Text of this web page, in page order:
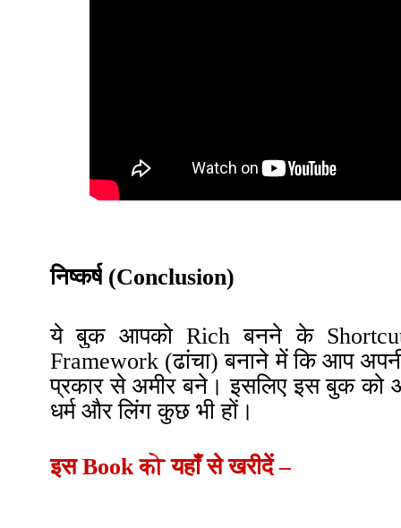
निष्कर्ष (Conclusion)
ये बुक आपको Rich बनने के
Framework (ढांचा) बनाने में कि आप
प्रकार से अमीर बने। इसलिए इस बुक
धर्म और लिंग कुछ भी हों।
इस Book को यहाँ से खरीदें –